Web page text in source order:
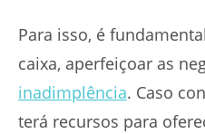
Para isso, é
caixa, aperfeiçoar as
inadimplência. Caso
terá recursos para